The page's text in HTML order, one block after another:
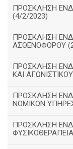
ΠΡΟΣΚΛΗΣΗ
(4/2/2023)
ΠΡΟΣΚΛΗΣΗ
ΑΣΘΕΝΟΦΟΡΟΥ
ΠΡΟΣΚΛΗΣΗ
ΚΑΙ
ΠΡΟΣΚΛΗΣΗ
ΝΟΜΙΚΩΝ
ΠΡΟΣΚΛΗΣΗ